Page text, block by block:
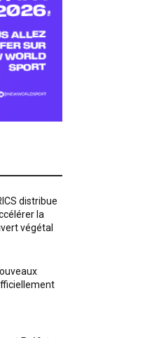
distribue
la
végétal